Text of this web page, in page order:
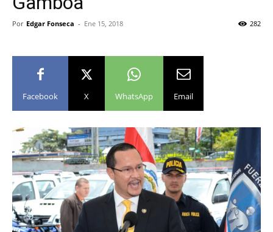
Por Edgar Fonseca - Ene 15, 2018 282
Facebook X WhatsApp Email